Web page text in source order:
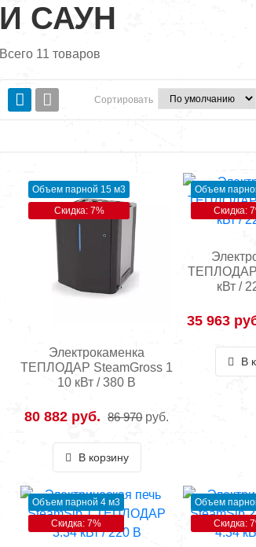
И САУН
Всего 11 товаров
Сортировать
Объем парной 15 м3
Скидка: 7%
Электрокаменка
ТЕПЛОДАР SteamGross 1
10 кВт / 380 В
80 882 руб. 86 970 руб.
В корзину
Объем
Скидка:
ТЕПЛОДАР
кВт /
35 963
В
Объем парной 4 м3
Скидка: 7%
Объем
Скидка: